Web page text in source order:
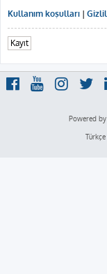
Kullanım koşulları |
Kayıt
Powered by